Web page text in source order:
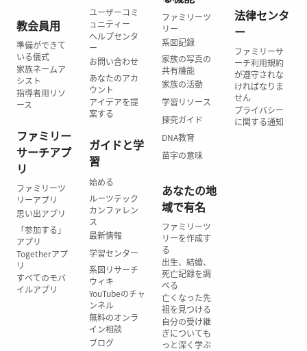
教会員用
準備ができて
いる儀式
家族ネームア
シスト
指導者用リソ
ース
ファミリー
サーチアプ
リ
ファミリーツ
リーアプリ
思い出アプリ
「参加する」
アプリ
Togetherアプ
リ
すべてのモバ
イルアプリ
ユーザーコミ
ュニティー
ヘルプセンタ
ー
お問い合わせ
あなたのアカ
ウント
アイデアを提
案する
ガイドと学
習
始める
ルーツテック
カンファレン
ス
最新情報
学習センター
系図リサーチ
ウィキ
YouTubeのチャ
ンネル
無料のオンラ
イン相談
ブログ
ファミリーツ
リー
系図記録
家族の写真の
共有機能
家族の活動
学習リソース
探究ガイド
DNA教育
苗字の意味
あなたの地
域で有名
ファミリーツ
リーを作成す
る
出生、結婚、
死亡記録を調
べる
亡くなった先
祖を見つける
自分の受け継
ぎについても
っと深く学ぶ
法律センタ
ー
ファミリーサ
ーチ利用規約
が遵守されな
ければなりま
せん
プライバシー
に関する通知